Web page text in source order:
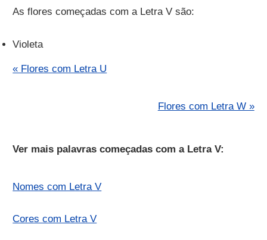
As flores começadas com a Letra V são:
Violeta
« Flores com Letra U
Flores com Letra W »
Ver mais palavras começadas com a Letra V:
Nomes com Letra V
Cores com Letra V